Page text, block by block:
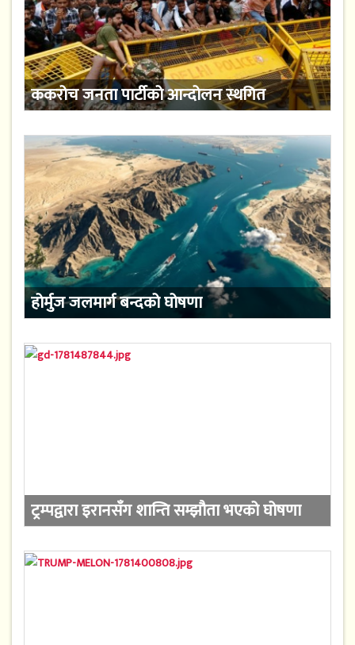
ककरोच जनता पार्टीको आन्दोलन स्थगित
होर्मुज जलमार्ग बन्दको घोषणा
ट्रम्पद्वारा इरानसँग शान्ति सम्झौता भएको घोषणा